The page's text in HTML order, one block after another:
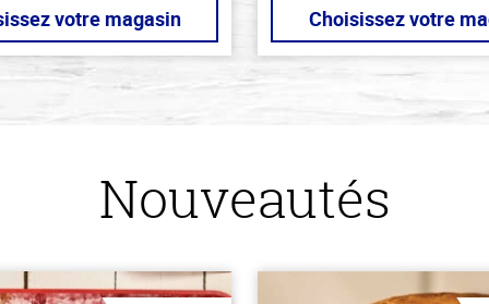
votre magasin Choisissez votre
Nouveautés